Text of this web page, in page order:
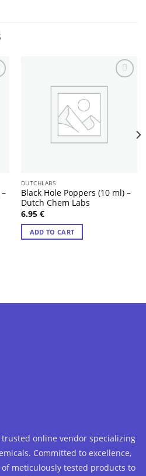
DUTCHLABS
Black Hole Poppers (10 ml) –
Dutch Chem Labs
6.95 €
ADD TO CART
trusted online vendor specializing
Committed to excellence,
meticulously tested products to